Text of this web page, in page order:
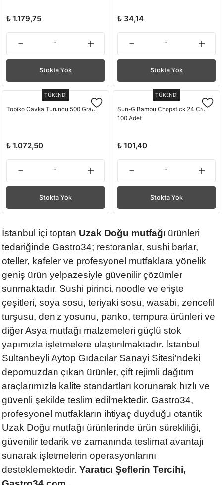
₺ 1.179,75
Stokta Yok
₺ 34,14
Stokta Yok
TÜKENDİ
Tobiko Cavka Turuncu 500 Gram
₺ 1.072,50
Stokta Yok
TÜKENDİ
Sun-G Bambu Chopstick 24 Cm
100 Adet
₺ 101,40
Stokta Yok
İstanbul içi toptan Uzak Doğu mutfağı ürünleri
tedariğinde Gastro34; restoranlar, sushi barlar,
oteller, kafeler ve profesyonel mutfaklara yönelik
geniş ürün yelpazesiyle güvenilir çözümler
sunmaktadır. Sushi pirinci, noodle ve erişte
çeşitleri, soya sosu, teriyaki sosu, wasabi, zencefil
turşusu, deniz yosunu, panko, tempura ürünleri ve
diğer Asya mutfağı malzemeleri güçlü stok
yapımızla işletmelere ulaştırılmaktadır. İstanbul
Sultanbeyli Aytop Gıdacılar Sanayi Sitesi'ndeki
depomuzdan çıkan ürünler, çift rejimli dağıtım
araçlarımızla kalite standartları korunarak hızlı ve
güvenli şekilde teslim edilmektedir. Gastro34,
profesyonel mutfakların ihtiyaç duyduğu otantik
Uzak Doğu mutfağı ürünlerinde ürün sürekliliği,
güvenilir tedarik ve zamanında teslimat avantajı
sunarak işletmelerin operasyonlarını
desteklemektedir. Yaratıcı Şeflerin Tercihi,